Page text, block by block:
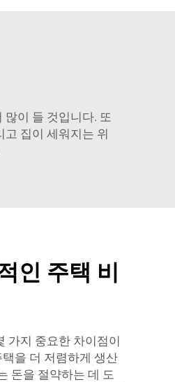
이 들 것입니다. 또
집이 세워지는 위
인 주택 비
가지 중요한 차이점이
을 더 저렴하게 생산
돈을 절약하는 데 도